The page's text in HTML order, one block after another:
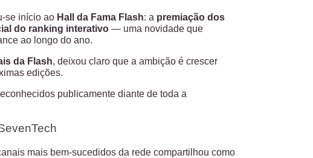
se início ao Hall da Fama Flash: a premiação dos
do ranking interativo— uma novidade que
ao longo do ano.
da Flash, deixou claro que a ambição é crescer
edições.
publicamente diante de toda a
mais bem-sucedidos da rede compartilhou como